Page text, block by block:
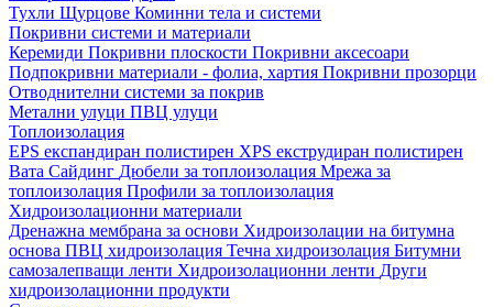
Тухли Щурцове Коминни тела и системи
Покривни системи и материали
Керемиди Покривни плоскости Покривни аксесоари
Подпокривни материали - фолиа, хартия Покривни прозорци
Отводнителни системи за покрив
Метални улуци ПВЦ улуци
Топлоизолация
EPS експандиран полистирен XPS екструдиран полистирен
Вата Сайдинг Дюбели за топлоизолация Мрежа за
топлоизолация Профили за топлоизолация
Хидроизолационни материали
Дренажна мембрана за основи Хидроизолации на битумна
основа ПВЦ хидроизолация Течна хидроизолация Битумни
самозалепващи ленти Хидроизолационни ленти Други
хидроизолационни продукти